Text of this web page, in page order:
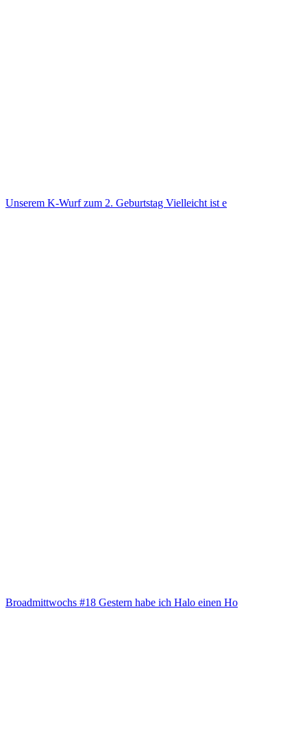
Unse­rem K-Wurf zum 2. Geburts­tag Viel­leicht ist e
Broad­mitt­wochs #18 Ges­tern habe ich Halo einen Ho